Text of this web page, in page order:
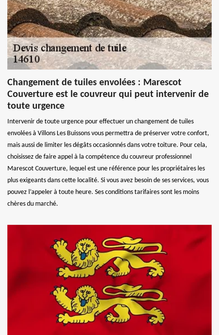
Changement de tuiles envolées : Marescot
Couverture est le couvreur qui peut intervenir de
toute urgence
Intervenir de toute urgence pour effectuer un changement de tuiles
envolées à Villons Les Buissons vous permettra de préserver votre confort,
mais aussi de limiter les dégâts occasionnés dans votre toiture. Pour cela,
choisissez de faire appel à la compétence du couvreur professionnel
Marescot Couverture, lequel est une référence pour les propriétaires les
plus exigeants dans cette localité. Si vous avez besoin de ses services, vous
pouvez l’appeler à toute heure. Ses conditions tarifaires sont les moins
chères du marché.